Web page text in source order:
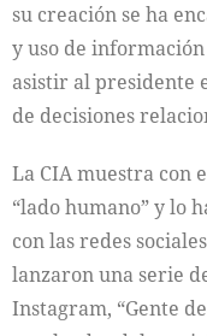
su creación se ha
y uso de
asistir al presidente
de decisiones
La CIA muestra con
“lado humano” y lo
con las redes
lanzaron una serie
Instagram, “Gente